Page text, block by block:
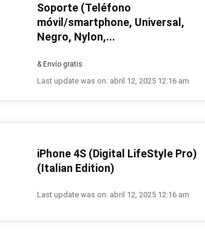
Soporte (Teléfono
móvil/smartphone, Universal,
Negro, Nylon,...
& Envío gratis
Last update was on: abril 12, 2025 12:16 am
iPhone 4S (Digital LifeStyle Pro)
(Italian Edition)
Last update was on: abril 12, 2025 12:16 am